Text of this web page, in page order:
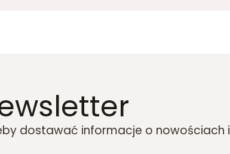
dostawać informacje o nowościach i